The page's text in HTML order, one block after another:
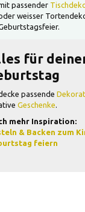
passender
weisser
für
passende
Geschenke
mehr Inspiration:
& Backen zum
feiern